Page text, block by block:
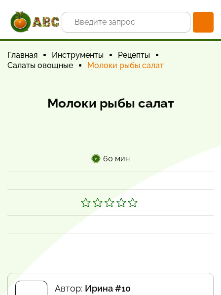
Главная Инструменты
Рецепты
Салаты овощные
Молоки рыбы салат
Молоки рыбы салат
60 мин
Автор: Ирина #10